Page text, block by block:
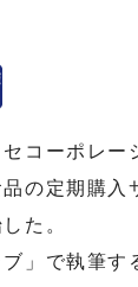
コーポレー
の定期購入
た。
」で執筆す